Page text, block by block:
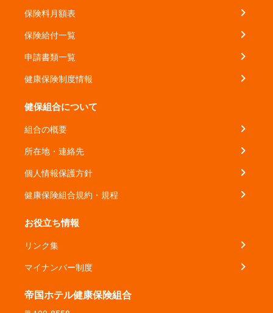
保険料月額表
保険給付一覧
申請書類一覧
健康保険制度情報
健保組合について
組合の概要
所在地・連絡先
個人情報保護方針
健康保険組合規約・規程
お役立ち情報
リンク集
マイナンバー制度
帝国ホテル健康保険組合